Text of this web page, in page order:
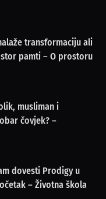
transformaciju ali
pamti – O prostoru
musliman i
čovjek? –
dovesti Prodigy u
– Životna škola